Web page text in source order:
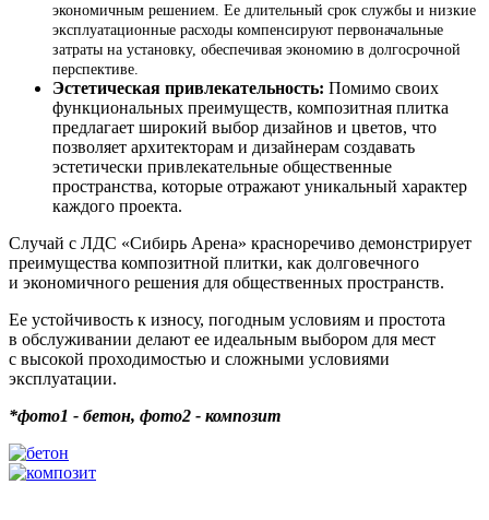
экономичным решением. Ее длительный срок службы и низкие
эксплуатационные расходы компенсируют первоначальные
затраты на установку, обеспечивая экономию в долгосрочной
перспективе.
Эстетическая привлекательность: Помимо своих
функциональных преимуществ, композитная плитка
предлагает широкий выбор дизайнов и цветов, что
позволяет архитекторам и дизайнерам создавать
эстетически привлекательные общественные
пространства, которые отражают уникальный характер
каждого проекта.
Случай с ЛДС «Сибирь Арена» красноречиво демонстрирует
преимущества композитной плитки, как долговечного
и экономичного решения для общественных пространств.
Ее устойчивость к износу, погодным условиям и простота
в обслуживании делают ее идеальным выбором для мест
с высокой проходимостью и сложными условиями
эксплуатации.
*фото1 - бетон, фото2 - композит